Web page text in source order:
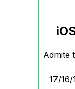
Admite
17/